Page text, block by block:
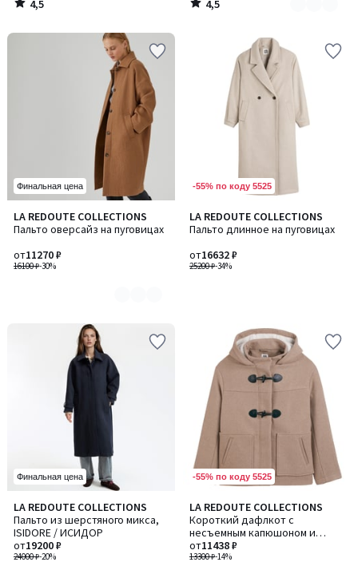
4,5
/
4,5
/
Финальная цена
LA REDOUTE COLLECTIONS
Пальто оверсайз на пуговицах
16100 ₽-30%
от11270 ₽
Количество
цветов:
-55% по коду 5525
LA REDOUTE COLLECTIONS
Пальто длинное на пуговицах
25200 ₽-34%
от16632 ₽
Финальная цена
LA REDOUTE COLLECTIONS
Пальто из шерстяного микса,
ISIDORE / ИСИДОР
24000 ₽-20%
от19200 ₽
4,6
/ 5
Количество
цветов:
2
-55% по коду 5525
LA REDOUTE COLLECTIONS
Короткий дафлкот с
несъемным капюшоном и
застежкой-молнией, для
холодной зимы
13300 ₽-14%
от11438 ₽
Количество
цветов:
2